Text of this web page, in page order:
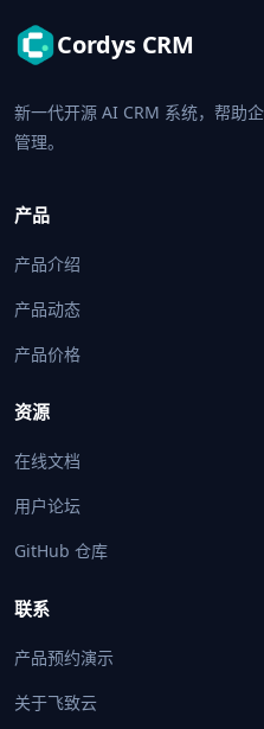
Cordys CRM
新一代开源 AI CRM 系统，帮助
管理。
产品
产品介绍
产品动态
产品价格
资源
在线文档
用户论坛
GitHub 仓库
联系
产品预约演示
关于飞致云